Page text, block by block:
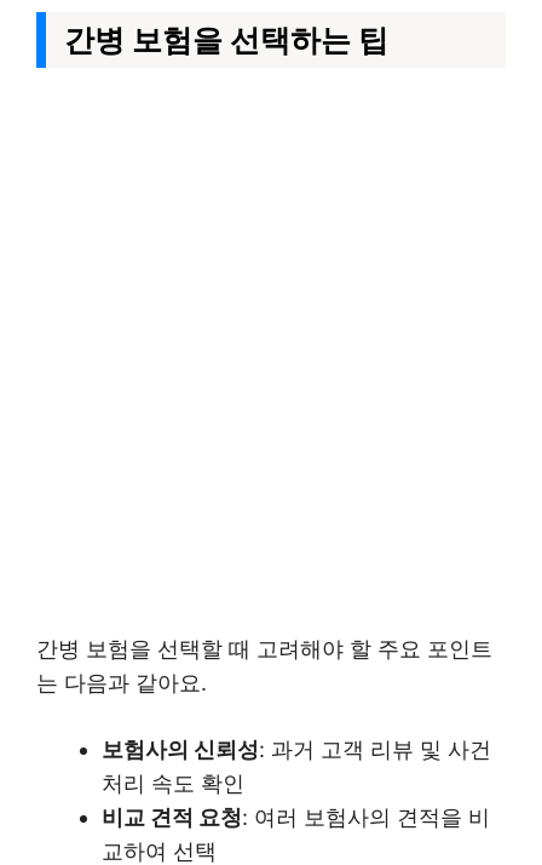
간병 보험을 선택하는 팁
간병 보험을 선택할 때 고려해야 할 주요 포인트
는 다음과 같아요.
보험사의 신뢰성: 과거 고객 리뷰 및 사건
처리 속도 확인
비교 견적 요청: 여러 보험사의 견적을 비
교하여 선택